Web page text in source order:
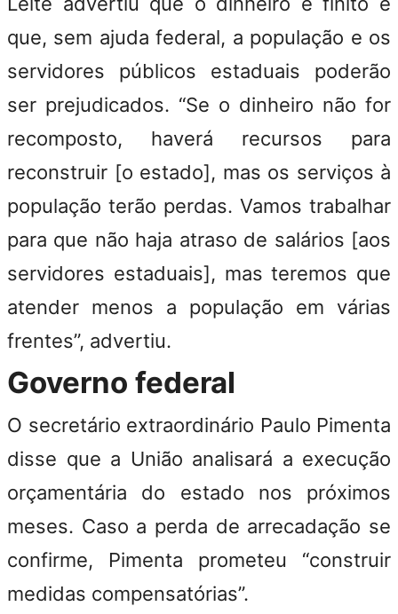
que, sem ajuda federal, a população e os
servidores públicos estaduais poderão
ser prejudicados. “Se o dinheiro não for
recomposto, haverá recursos para
reconstruir [o estado], mas os serviços à
população terão perdas. Vamos trabalhar
para que não haja atraso de salários [aos
servidores estaduais], mas teremos que
atender menos a população em várias
frentes”, advertiu.
Governo federal
O secretário extraordinário Paulo Pimenta
disse que a União analisará a execução
orçamentária do estado nos próximos
meses. Caso a perda de arrecadação se
confirme, Pimenta prometeu “construir
medidas compensatórias”.